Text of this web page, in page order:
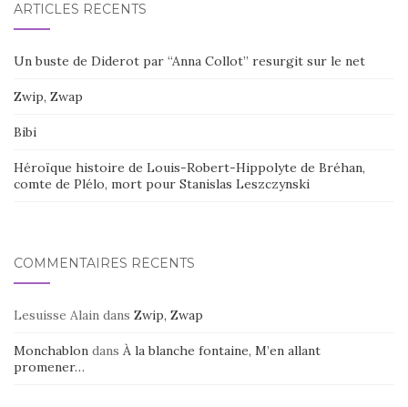
ARTICLES RÉCENTS
Un buste de Diderot par “Anna Collot” resurgit sur le net
Zwip, Zwap
Bibi
Héroïque histoire de Louis-Robert-Hippolyte de Bréhan,
comte de Plélo, mort pour Stanislas Leszczynski
COMMENTAIRES RÉCENTS
Lesuisse Alain dans Zwip, Zwap
Monchablon dans À la blanche fontaine, M’en allant
promener…